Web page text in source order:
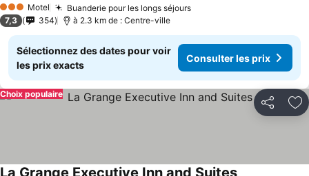
3 ÉtoilesMotel Buanderie pour les longs séjoursConsulter les prix
7,3 354 à 2.3 km de : Centre-ville
Sélectionnez des dates pour voir
les prix exacts
Consulter les prix
Partager
Choix populaire
La Grange Executive Inn and Suites